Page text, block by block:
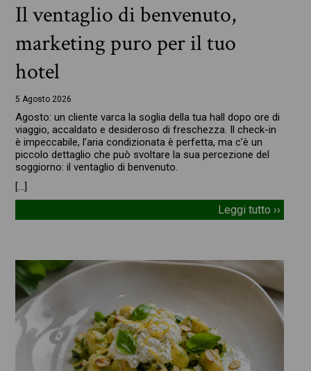
Il ventaglio di benvenuto,
marketing puro per il tuo
hotel
5 Agosto 2026
Agosto: un cliente varca la soglia della tua hall dopo ore di
viaggio, accaldato e desideroso di freschezza. Il check-in
è impeccabile, l’aria condizionata è perfetta, ma c’è un
piccolo dettaglio che può svoltare la sua percezione del
soggiorno: il ventaglio di benvenuto.
[…]
Leggi tutto ››